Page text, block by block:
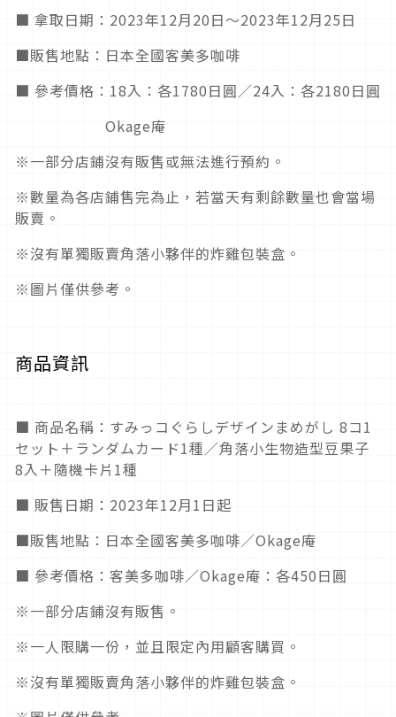
■ 拿取日期：2023年12月20日～2023年12月25日
■販售地點：日本全國客美多咖啡
■ 參考價格：18入：各1780日圓／24入：各2180日圓
Okage庵
※一部分店鋪沒有販售或無法進行預約。
※數量為各店鋪售完為止，若當天有剩餘數量也會當場
販賣。
※沒有單獨販賣角落小夥伴的炸雞包裝盒。
※圖片僅供參考。
商品資訊
■ 商品名稱：すみっコぐらしデザインまめがし 8コ1
セット＋ランダムカード1種／角落小生物造型豆果子
8入＋隨機卡片1種
■ 販售日期：2023年12月1日起
■販售地點：日本全國客美多咖啡／Okage庵
■ 參考價格：客美多咖啡／Okage庵：各450日圓
※一部分店鋪沒有販售。
※一人限購一份，並且限定內用顧客購買。
※沒有單獨販賣角落小夥伴的炸雞包裝盒。